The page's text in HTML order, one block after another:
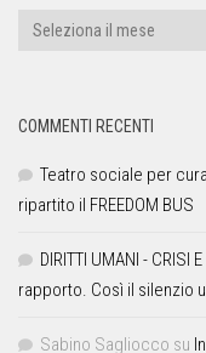
COMMENTI RECENTI
Teatro sociale per
ripartito il FREEDOM BUS
DIRITTI UMANI - CRISI
rapporto. Così il silenzio
Sabino Sagliocco su